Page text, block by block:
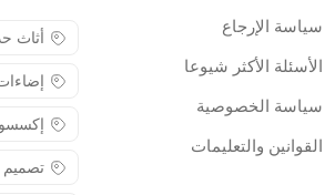
سياسة الإرجاع
الأسئلة الأكثر شيوعا
سياسة الخصوصية
القوانين والتعليمات
أثاث